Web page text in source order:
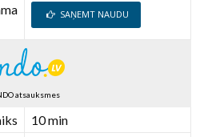
SAŅEMT NAUDU
atsauksmes
10 min